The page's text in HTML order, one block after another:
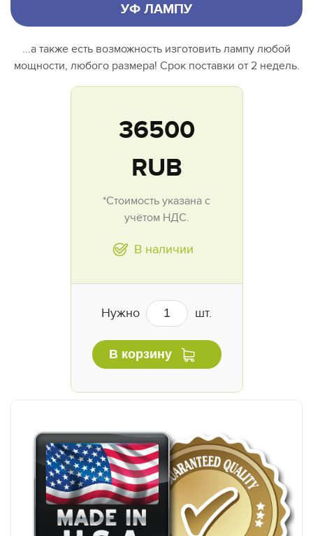
УФ ЛАМПУ
...а также есть возможность изготовить лампу любой
мощности, любого размера! Срок поставки от 2 недель.
36500
RUB
*Стоимость указана с
учётом НДС.
В наличии
Нужно шт.
В корзину